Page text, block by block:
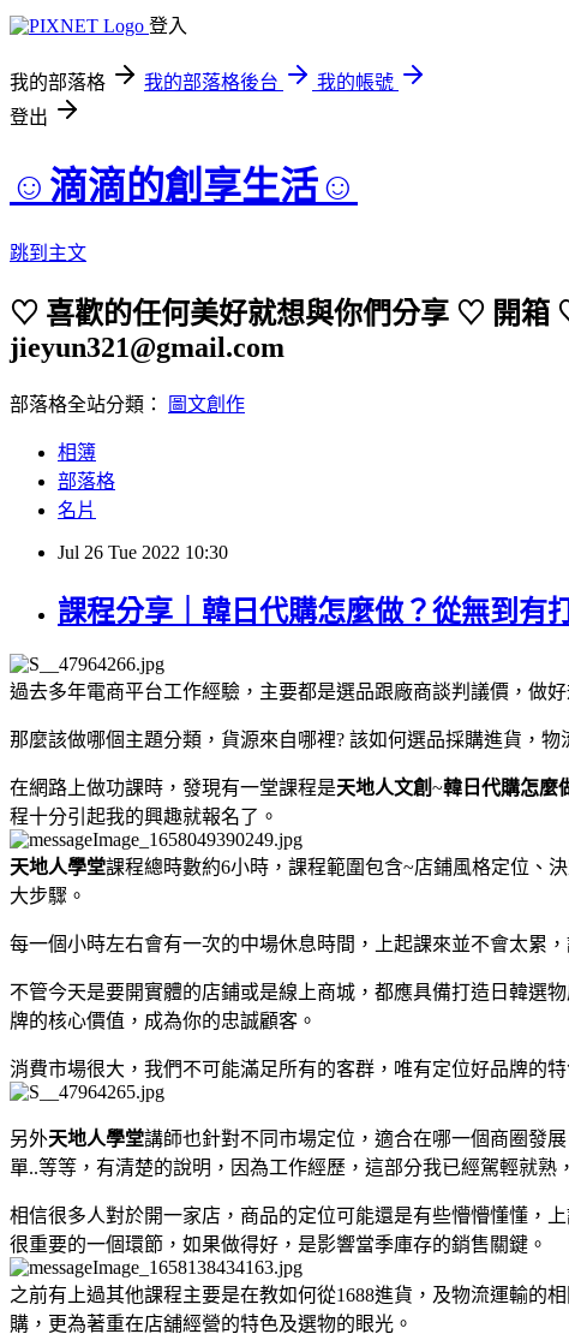
登入
我的部落格 我的部落格後台
我的帳號
登出
☺︎滴滴的創享生活☺︎
跳到主文
♡ 喜歡的任何美好就想與你們分享 ♡ 開箱
jieyun321@gmail.com
部落格全站分類： 圖文創作
相簿
部落格
名片
Jul 26 Tue 2022 10:30
課程分享｜韓日代購怎麼做？從無到有
過去多年電商平台工作經驗，主要都是選品跟廠商談判議價，做
那麼該做哪個主題分類，貨源來自哪裡? 該如何選品採購進貨，
在網路上做功課時，發現有一堂課程是天地人文創~韓日代購怎麼
程十分引起我的興趣就報名了。
天地人學堂課程總時數約6小時，課程範圍包含~店鋪風格定位、
大步驟。
每一個小時左右會有一次的中場休息時間，上起課來並不會太累
不管今天是要開實體的店鋪或是線上商城，都應具備打造日韓選
牌的核心價值，成為你的忠誠顧客。
消費市場很大，我們不可能滿足所有的客群，唯有定位好品牌的
另外天地人學堂講師也針對不同市場定位，適合在哪一個商圈發
單..等等，有清楚的說明，因為工作經歷，這部分我已經駕輕就
相信很多人對於開一家店，商品的定位可能還是有些懵懵懂懂，
很重要的一個環節，如果做得好，是影響當季庫存的銷售關鍵。
之前有上過其他課程主要是在教如何從1688進貨，及物流運輸的
購，更為著重在店舖經營的特色及選物的眼光。